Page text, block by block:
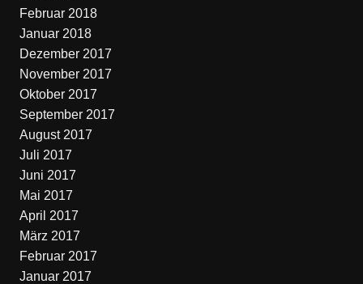
Februar 2018
Januar 2018
Dezember 2017
November 2017
Oktober 2017
September 2017
August 2017
Juli 2017
Juni 2017
Mai 2017
April 2017
März 2017
Februar 2017
Januar 2017